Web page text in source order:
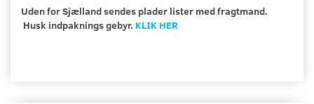
Uden for Sjælland sendes plader lister med fragtmand.
Husk indpaknings gebyr. KLIK HER